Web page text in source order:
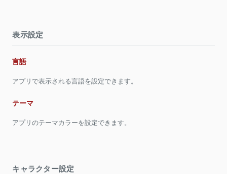
表示設定
言語
アプリで表示される言語を設定できます。
テーマ
アプリのテーマカラーを設定できます。
キャラクター設定